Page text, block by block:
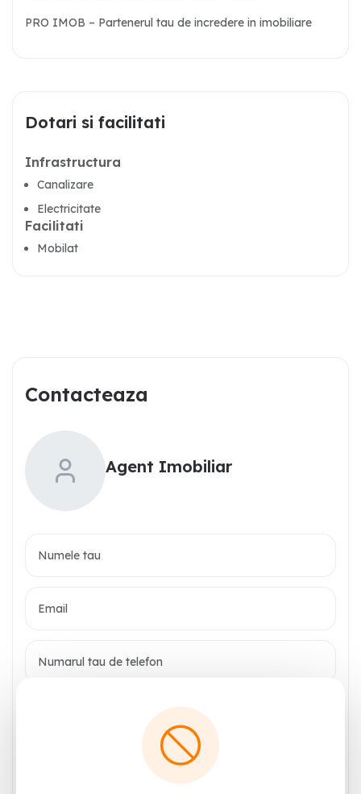
PRO IMOB – Partenerul tau de incredere in imobiliare
Dotari si facilitati
Infrastructura
Canalizare
Electricitate
Facilitati
Mobilat
Contacteaza
Agent Imobiliar